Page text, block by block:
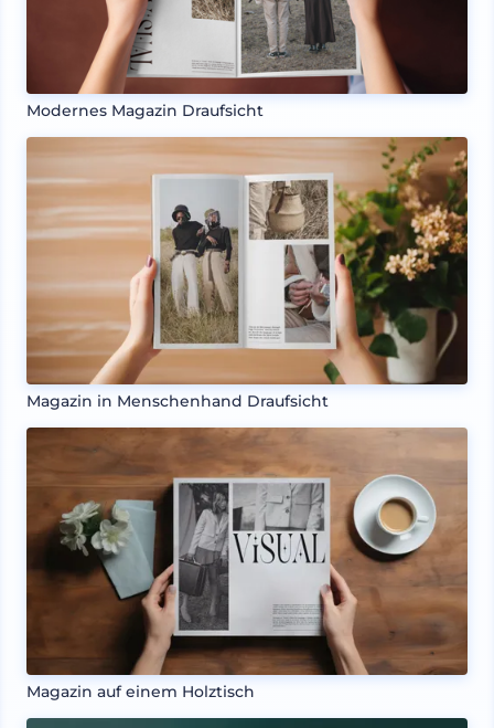
Modernes Magazin Draufsicht
Magazin in Menschenhand Draufsicht
Magazin auf einem Holztisch